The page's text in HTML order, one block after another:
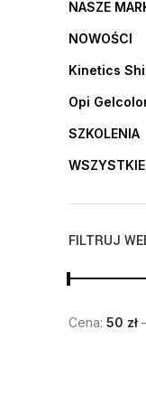
NASZE
NOWOŚCI
Kinetics
Opi
SZKOLENIA
FILTRUJ
Cena: 50 zł